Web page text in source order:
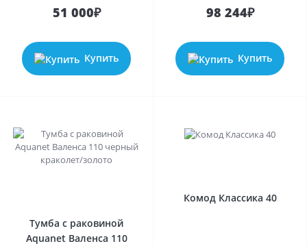
51 000₽
Купить
98 244₽
Купить
Тумба с раковиной
Aquanet Валенса 110
Комод Классика 40